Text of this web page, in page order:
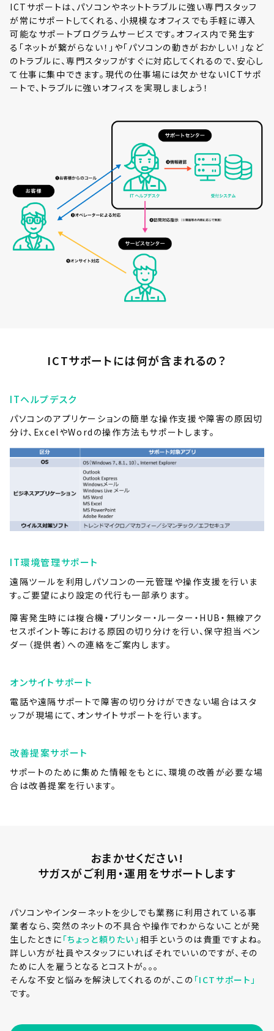
ICTサポートは、パソコンやネットトラブルに強い専門スタッフ
が常にサポートしてくれる、小規模なオフィスでも手軽に導入
可能なサポートプログラムサービスです。オフィス内で発生す
る「ネットが繋がらない！」や「パソコンの動きがおかしい！」など
のトラブルに、専門スタッフがすぐに対応してくれるので、安心し
て仕事に集中できます。現代の仕事場には欠かせないICTサポ
ートで、トラブルに強いオフィスを実現しましょう！
ICTサポートには何が含まれるの？
ITヘルプデスク
パソコンのアプリケーションの簡単な操作支援や障害の原因切
分け、ExcelやWordの操作方法もサポートします。
IT環境管理サポート
遠隔ツールを利用しパソコンの一元管理や操作支援を行いま
す。ご要望により設定の代行も一部承ります。
障害発生時には複合機・プリンター・ルーター・HUB・無線アク
セスポイント等における原因の切り分けを行い、保守担当ベン
ダー（提供者）への連絡をご案内します。
オンサイトサポート
電話や遠隔サポートで障害の切り分けができない場合はスタ
ッフが現場にて、オンサイトサポートを行います。
改善提案サポート
サポートのために集めた情報をもとに、環境の改善が必要な場
合は改善提案を行います。
おまかせください!
サガスがご利用・運用をサポートします
パソコンやインターネットを少しでも業務に利用されている事
業者なら、突然のネットの不具合や操作でわからないことが発
生したときに 「ちょっと頼りたい」 相手というのは貴重ですよね。
詳しい方が社員やスタッフにいればそれでいいのですが、その
ために人を雇うとなるとコストが。。。
そんな不安と悩みを解決してくれるのが、この 「ICTサポート」
です。